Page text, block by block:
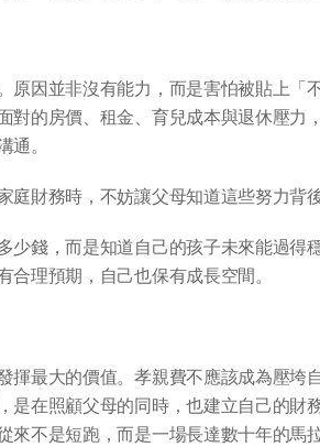
因並非沒有能力，而是害怕被貼上「
對的房價、租金、育兒成本與退休壓力
。
財務時，不妨讓父母知道這些努力背後
少錢，而是知道自己的孩子未來能過得
理預期，自己也保有成長空間。
最大的價值。孝親費不應該成為壓垮
在照顧父母的同時，也建立自己的財
來不是短跑，而是一場長達數十年的馬